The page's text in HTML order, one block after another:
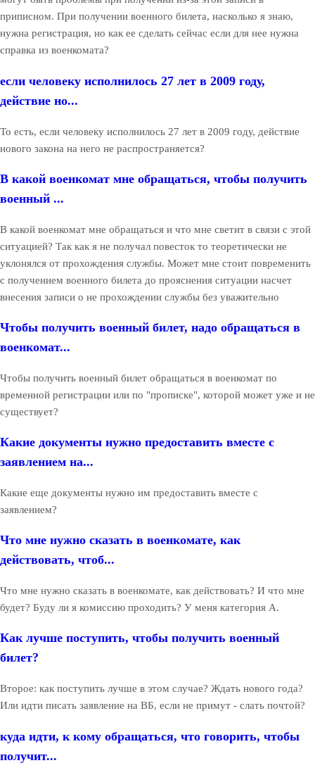
приписном. При получении военного билета, насколько я знаю,
нужна регистрация, но как ее сделать сейчас если для нее нужна
справка из военкомата?
если человеку исполнилось 27 лет в 2009 году,
действие но...
То есть, если человеку исполнилось 27 лет в 2009 году, действие
нового закона на него не распространяется?
В какой военкомат мне обращаться, чтобы получить
военный ...
В какой военкомат мне обращаться и что мне светит в связи с этой
ситуацией? Так как я не получал повесток то теоретически не
уклонялся от прохождения службы. Может мне стоит повременить
с получением военного билета до прояснения ситуации насчет
внесения записи о не прохождении службы без уважительно
Чтобы получить военный билет, надо обращаться в
военкомат...
Чтобы получить военный билет обращаться в военкомат по
временной регистрации или по "прописке", которой может уже и не
существует?
Какие документы нужно предоставить вместе с
заявлением на...
Какие еще документы нужно им предоставить вместе с
заявлением?
Что мне нужно сказать в военкомате, как
действовать, чтоб...
Что мне нужно сказать в военкомате, как действовать? И что мне
будет? Буду ли я комиссию проходить? У меня категория А.
Как лучше поступить, чтобы получить военный
билет?
Второе: как поступить лучше в этом случае? Ждать нового года?
Или идти писать заявление на ВБ, если не примут - слать почтой?
куда идти, к кому обращаться, что говорить, чтобы
получит...